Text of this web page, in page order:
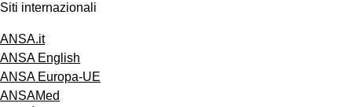
Siti internazionali
ANSA.it
ANSA English
ANSA Europa-UE
ANSAMed